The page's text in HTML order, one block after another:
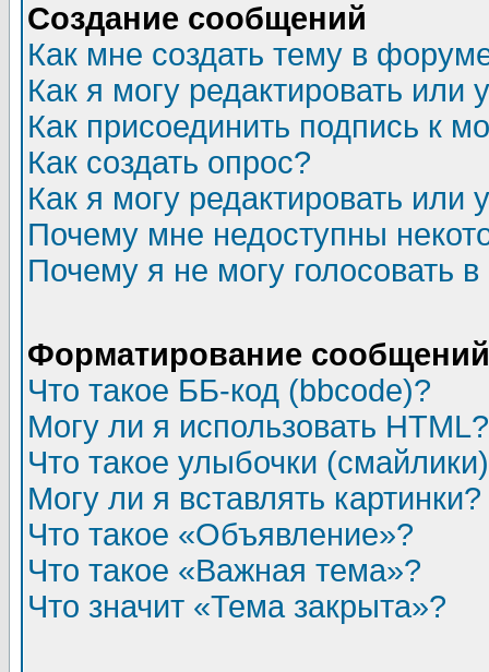
Создание сообщений
Как мне создать тему в
Как я могу редактировать или
Как присоединить подпись к
Как создать опрос?
Как я могу редактировать или
Почему мне недоступны
Почему я не могу голосовать
Форматирование
Что такое ББ-код (bbcode)?
Могу ли я использовать HTML?
Что такое улыбочки
Могу ли я вставлять картинки?
Что такое «Объявление»?
Что такое «Важная тема»?
Что значит «Тема закрыта»?